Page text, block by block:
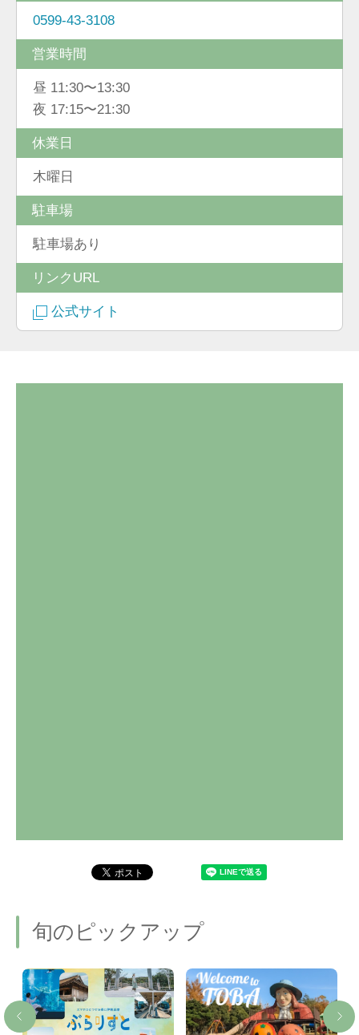
0599-43-3108
営業時間
昼 11:30〜13:30
夜 17:15〜21:30
休業日
木曜日
駐車場
駐車場あり
リンクURL
公式サイト
旬のピックアップ